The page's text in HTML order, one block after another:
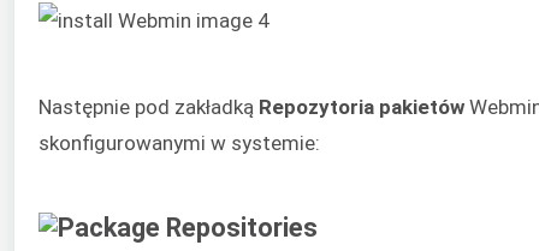
Następnie pod zakładką Repozytoria pakietów
skonfigurowanymi w systemie: